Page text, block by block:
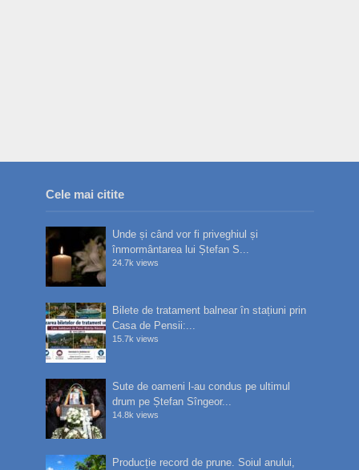
Cele mai citite
Unde și când vor fi priveghiul și
înmormântarea lui Ștefan S...
24.7k views
Bilete de tratament balnear în stațiuni prin
Casa de Pensii:...
15.7k views
Sute de oameni l-au condus pe ultimul
drum pe Ștefan Sîngeor...
14.8k views
Producție record de prune. Soiul anului,